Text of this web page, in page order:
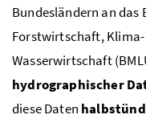
Bundesländern an
Forstwirtschaft,
Wasserwirtschaft (
hydrographischer
diese Daten